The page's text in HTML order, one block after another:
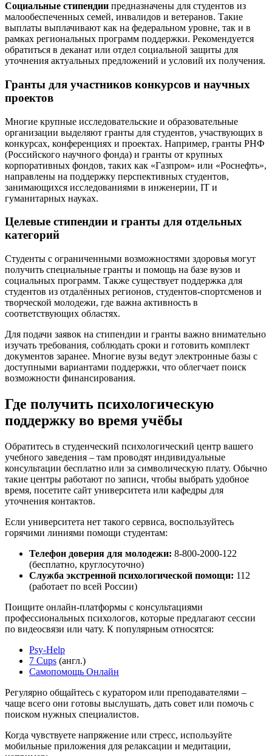
Социальные стипендии предназначены для студентов из
малообеспеченных семей, инвалидов и ветеранов. Такие
выплаты выплачивают как на федеральном уровне, так и в
рамках региональных программ поддержки. Рекомендуется
обратиться в деканат или отдел социальной защиты для
уточнения актуальных предложений и условий их получения.
Гранты для участников конкурсов и научных
проектов
Многие крупные исследовательские и образовательные
организации выделяют гранты для студентов, участвующих в
конкурсах, конференциях и проектах. Например, гранты РНФ
(Российского научного фонда) и гранты от крупных
корпоративных фондов, таких как «Газпром» или «Роснефть»,
направлены на поддержку перспективных студентов,
занимающихся исследованиями в инженерии, IT и
гуманитарных науках.
Целевые стипендии и гранты для отдельных
категорий
Студенты с ограниченными возможностями здоровья могут
получить специальные гранты и помощь на базе вузов и
социальных программ. Также существует поддержка для
студентов из отдалённых регионов, студентов-спортсменов и
творческой молодежи, где важна активность в
соответствующих областях.
Для подачи заявок на стипендии и гранты важно внимательно
изучать требования, соблюдать сроки и готовить комплект
документов заранее. Многие вузы ведут электронные базы с
доступными вариантами поддержки, что облегчает поиск
возможности финансирования.
Где получить психологическую
поддержку во время учёбы
Обратитесь в студенческий психологический центр вашего
учебного заведения – там проводят индивидуальные
консультации бесплатно или за символическую плату. Обычно
такие центры работают по записи, чтобы выбрать удобное
время, посетите сайт университета или кафедры для
уточнения контактов.
Если университета нет такого сервиса, воспользуйтесь
горячими линиями помощи студентам:
Телефон доверия для молодежи: 8-800-2000-122
(бесплатно, круглосуточно)
Служба экстренной психологической помощи: 112
(работает по всей России)
Поищите онлайн-платформы с консультациями
профессиональных психологов, которые предлагают сессии
по видеосвязи или чату. К популярным относятся:
Psy-Help
7 Cups (англ.)
Самопомощь Онлайн
Регулярно общайтесь с куратором или преподавателями –
чаще всего они готовы выслушать, дать совет или помочь с
поиском нужных специалистов.
Когда чувствуете напряжение или стресс, используйте
мобильные приложения для релаксации и медитации,